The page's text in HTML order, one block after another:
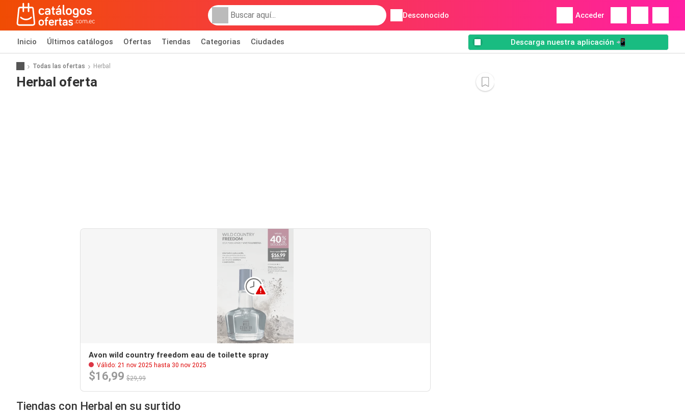
Desconocido Acceder
Inicio Últimos catálogos Ofertas Tiendas Categorias Ciudades Descarga nuestra aplicación 📲
Todas las ofertas Herbal
Herbal oferta
Avon wild country freedom eau de toilette spray
Válido: 21 nov 2025 hasta 30 nov 2025
$16,99 $29,99
Tiendas con Herbal en su surtido